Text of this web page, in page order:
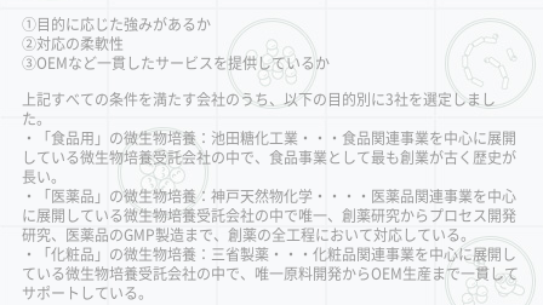
①目的に応じた強みがあるか
②対応の柔軟性
③OEMなど一貫したサービスを提供しているか
上記すべての条件を満たす会社のうち、以下の目的別に3社を選定しまし
た。
・「食品用」の微生物培養：池田糖化工業・・・食品関連事業を中心に展開
している微生物培養受託会社の中で、食品事業として最も創業が古く歴史が
長い。
・「医薬品」の微生物培養：神戸天然物化学・・・・医薬品関連事業を中心
に展開している微生物培養受託会社の中で唯一、創薬研究からプロセス開発
研究、医薬品のGMP製造まで、創薬の全工程において対応している。
・「化粧品」の微生物培養：三省製薬・・・化粧品関連事業を中心に展開し
ている微生物培養受託会社の中で、唯一原料開発からOEM生産まで一貫して
サポートしている。